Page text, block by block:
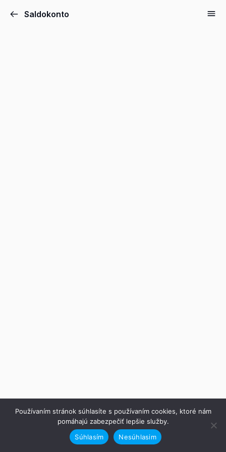
Saldokonto
Používaním stránok súhlasíte s používaním cookies, ktoré nám
pomáhajú zabezpečiť lepšie služby.
Súhlasím
Nesúhlasim